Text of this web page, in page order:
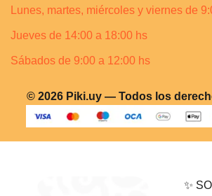
Lunes, martes, miércoles y viernes de
Jueves de 14:00 a 18:00 hs
Sábados de 9:00 a 12:00 hs
© 2026 Piki.uy — Todos los
✨